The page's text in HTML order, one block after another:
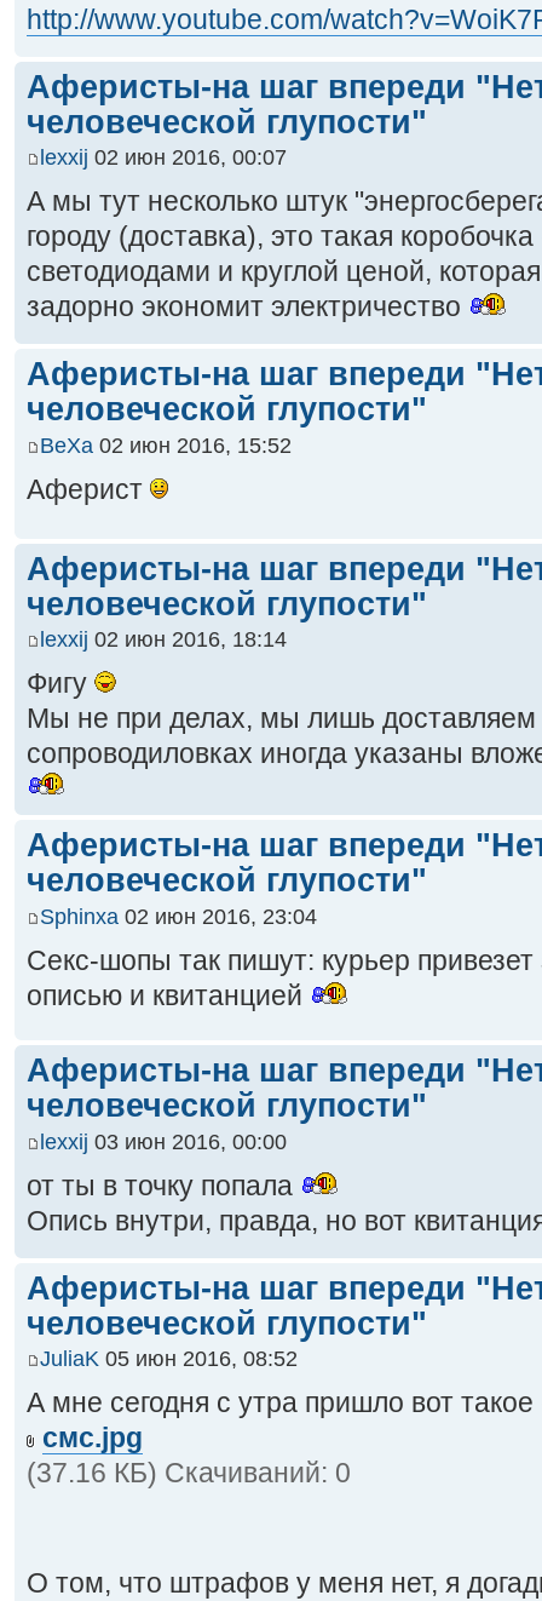
http://www.youtube.com/
Аферисты-на шаг впереди
человеческой глупости"
lexxij 02 июн 2016, 00:07
А мы тут несколько штук
городу (доставка), это такая
светодиодами и круглой ценой,
задорно экономит электричество
Аферисты-на шаг впереди
человеческой глупости"
BeXa 02 июн 2016, 15:52
Аферист
Аферисты-на шаг впереди
человеческой глупости"
lexxij 02 июн 2016, 18:14
Фигу
Мы не при делах, мы лишь доставляем
сопроводиловках иногда указаны
Аферисты-на шаг впереди
человеческой глупости"
Sphinxa 02 июн 2016, 23:04
Секс-шопы так пишут: курьер привезет
описью и квитанцией
Аферисты-на шаг впереди
человеческой глупости"
lexxij 03 июн 2016, 00:00
от ты в точку попала
Опись внутри, правда, но вот
Аферисты-на шаг впереди
человеческой глупости"
JuliaK 05 июн 2016, 08:52
А мне сегодня с утра пришло вот
смс.jpg
(37.16 КБ) Скачиваний: 0
О том, что штрафов у меня нет, я